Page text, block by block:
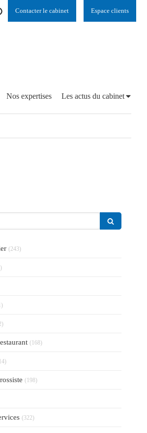
Espace clients
Contacter le cabinet
Nos expertises Les actus du cabinet
(243)
(168)
(198)
(322)